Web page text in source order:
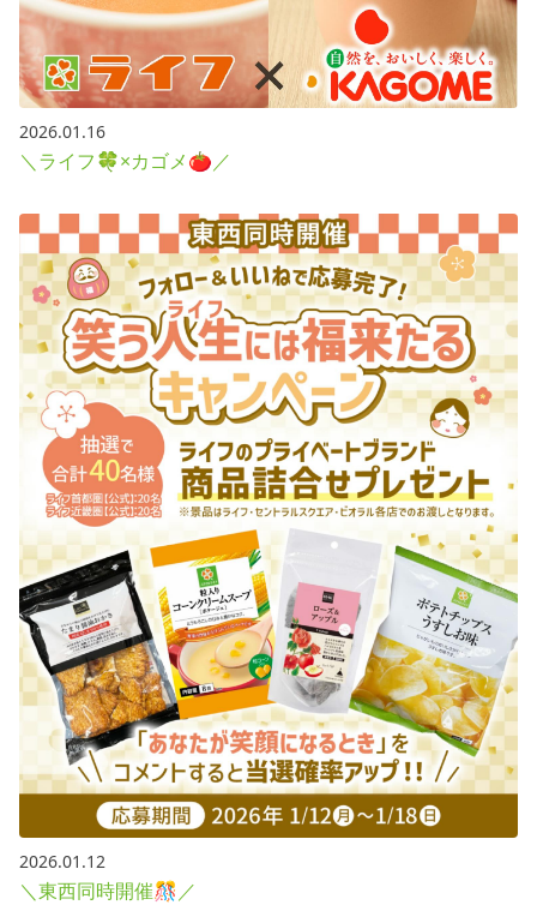
2026.01.16
＼ライフ🍀×カゴメ🍅／
2026.01.12
＼東西同時開催🎊／